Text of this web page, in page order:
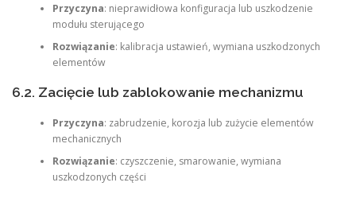
Przyczyna: nieprawidłowa konfiguracja lub uszkodzenie
modułu sterującego
Rozwiązanie: kalibracja ustawień, wymiana uszkodzonych
elementów
6.2. Zacięcie lub zablokowanie mechanizmu
Przyczyna: zabrudzenie, korozja lub zużycie elementów
mechanicznych
Rozwiązanie: czyszczenie, smarowanie, wymiana
uszkodzonych części